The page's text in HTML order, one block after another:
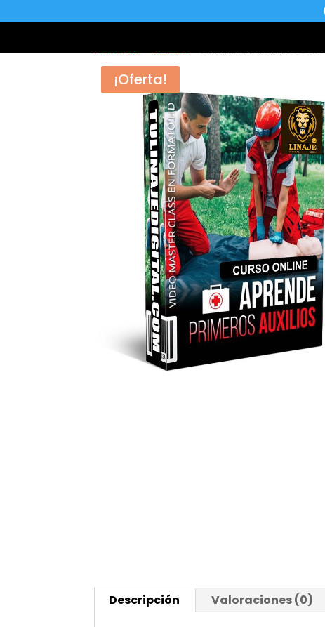
Portada»TIENDA»APRENDE PRIMEROS
¡Oferta!
Descripción Valoraciones (0)